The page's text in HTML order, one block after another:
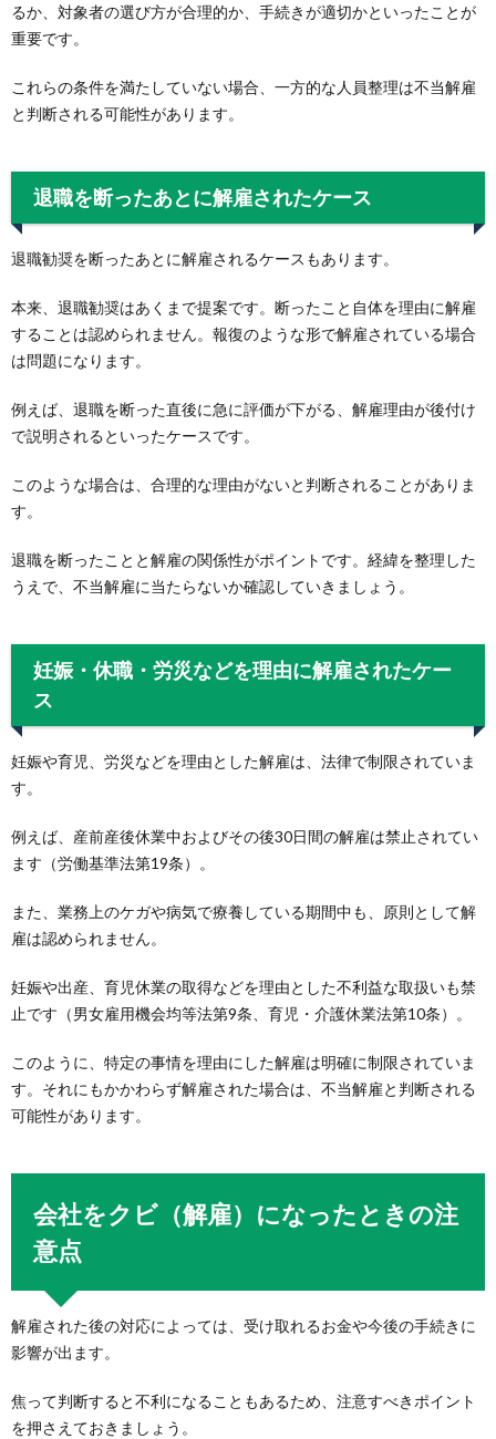
るか、対象者の選び方が合理的か、手続きが適切かといったことが
重要です。
これらの条件を満たしていない場合、一方的な人員整理は不当解雇
と判断される可能性があります。
退職を断ったあとに解雇されたケース
退職勧奨を断ったあとに解雇されるケースもあります。
本来、退職勧奨はあくまで提案です。断ったこと自体を理由に解雇
することは認められません。報復のような形で解雇されている場合
は問題になります。
例えば、退職を断った直後に急に評価が下がる、解雇理由が後付け
で説明されるといったケースです。
このような場合は、合理的な理由がないと判断されることがありま
す。
退職を断ったことと解雇の関係性がポイントです。経緯を整理した
うえで、不当解雇に当たらないか確認していきましょう。
妊娠・休職・労災などを理由に解雇されたケー
ス
妊娠や育児、労災などを理由とした解雇は、法律で制限されていま
す。
例えば、産前産後休業中およびその後30日間の解雇は禁止されてい
ます（労働基準法第19条）。
また、業務上のケガや病気で療養している期間中も、原則として解
雇は認められません。
妊娠や出産、育児休業の取得などを理由とした不利益な取扱いも禁
止です（男女雇用機会均等法第9条、育児・介護休業法第10条）。
このように、特定の事情を理由にした解雇は明確に制限されていま
す。それにもかかわらず解雇された場合は、不当解雇と判断される
可能性があります。
会社をクビ（解雇）になったときの注
意点
解雇された後の対応によっては、受け取れるお金や今後の手続きに
影響が出ます。
焦って判断すると不利になることもあるため、注意すべきポイント
を押さえておきましょう。